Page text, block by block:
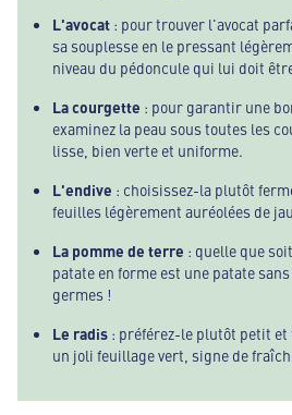
L'avocat : pour trouver l'avocat
sa souplesse en le pressant
niveau du pédoncule qui lui doit
La courgette : pour garantir une
examinez la peau sous toutes les
lisse, bien verte et uniforme.
L'endive : choisissez-la plutôt
feuilles légèrement auréolées de
La pomme de terre : quelle que
patate en forme est une patate
germes !
Le radis : préférez-le plutôt petit et
un joli feuillage vert, signe de